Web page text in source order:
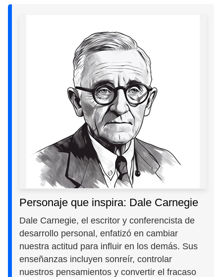
Personaje que inspira: Dale Carnegie
Dale Carnegie, el escritor y conferencista de
desarrollo personal, enfatizó en cambiar
nuestra actitud para influir en los demás. Sus
enseñanzas incluyen sonreír, controlar
nuestros pensamientos y convertir el fracaso